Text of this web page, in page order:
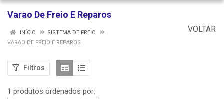
Varao De Freio E Reparos
VOLTAR
INÍCIO
SISTEMA DE FREIO
VARAO DE FREIO E REPAROS
Filtros
1 produtos ordenados por: